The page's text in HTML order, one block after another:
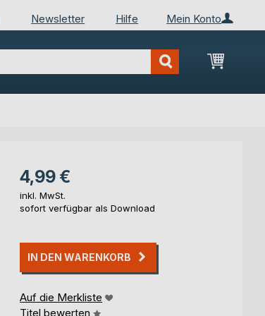
Mein Konto
Newsletter Hilfe
Mein
4,99 €
inkl. MwSt.
sofort verfügbar als Download
IN DEN WARENKORB
Auf die Merkliste
Titel bewerten